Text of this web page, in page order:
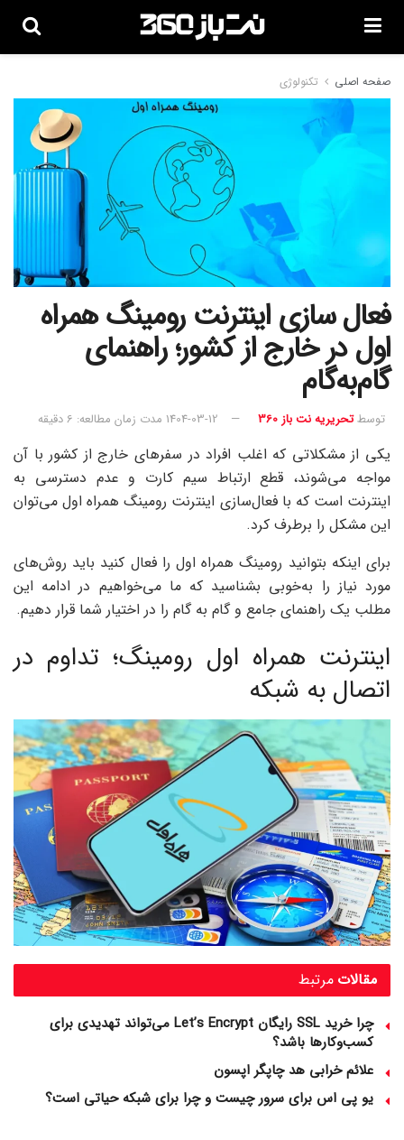
صفحه اصلی تکنولوژی
فعال‌ سازی اینترنت رومینگ همراه
اول در خارج از کشور؛ راهنمای
گام‌به‌گام
توسطتحریریه نت باز 360 1404-03-12 مدت زمان مطالعه: 6 دقیقه
یکی از مشکلاتی که اغلب افراد در سفرهای خارج از کشور با آن
مواجه می‌شوند، قطع ارتباط سیم کارت و عدم دسترسی به
اینترنت است که با فعال‌سازی اینترنت رومینگ همراه اول می‌توان
این مشکل را برطرف کرد.
برای اینکه بتوانید رومینگ همراه اول را فعال کنید باید روش‌های
مورد نیاز را به‌خوبی بشناسید که ما می‌خواهیم در ادامه این
مطلب یک راهنمای جامع و گام به گام را در اختیار شما قرار دهیم.
اینترنت همراه اول رومینگ؛ تداوم در
اتصال به شبکه
مرتبط مقالات
چرا خرید SSL رایگان Let’s Encrypt می‌تواند تهدیدی برای
کسب‌وکارها باشد؟
علائم خرابی هد چاپگر اپسون
یو پی اس برای سرور چیست و چرا برای شبکه حیاتی است؟